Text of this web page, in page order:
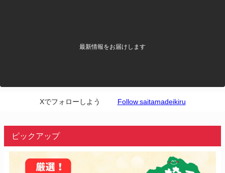
最新情報をお届けします
Xでフォローしよう Follow saitamadeikiru
ピックアップ